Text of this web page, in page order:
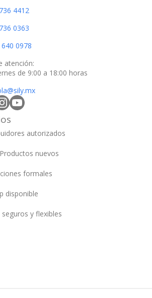
4412
0363
0978
atención:
de 9:00 a 18:00 horas
silymxsilymx
youtubecom/@silymx
wame/525584218080
autorizados
nuevos
formales
disponible
seguros y flexibles